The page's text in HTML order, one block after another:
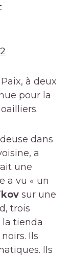
à deux
pour la
dans
a
une
a vu « un
sur une
trois
tienda
Ils
Ils